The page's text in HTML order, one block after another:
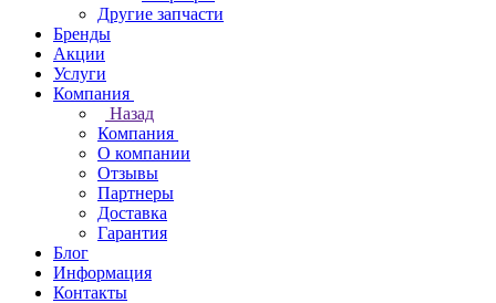
Другие запчасти
Бренды
Акции
Услуги
Компания
Назад
Компания
О компании
Отзывы
Партнеры
Доставка
Гарантия
Блог
Информация
Контакты